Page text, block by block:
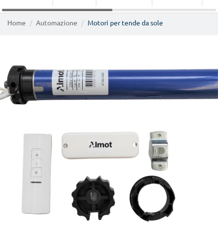
Home Automazione Motori per tende da sole